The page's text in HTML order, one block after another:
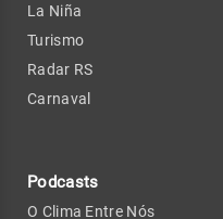
La Niña
Turismo
Radar RS
Carnaval
Podcasts
O Clima Entre Nós